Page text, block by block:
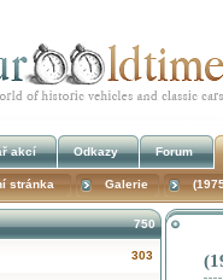
750
303
akcí Odkazy Forum
stránka Galerie